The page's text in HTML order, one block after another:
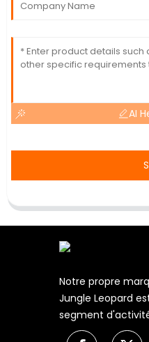
AI
Notre propre
Jungle Leopard
segment